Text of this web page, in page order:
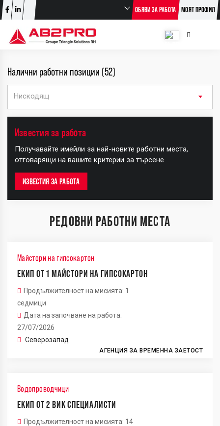
ОБЯВИ ЗА РАБОТА МОЯТ ПРОФИЛ
Налични работни позиции (52)
Нискодящ
Известия за работа
Получавайте имейли за най-новите работни места,
отговарящи на вашите критерии за търсене
ИЗВЕСТИЯ ЗА РАБОТА
РЕДОВНИ РАБОТНИ МЕСТА
Майстори на гипсокартон
ЕКИП ОТ 1 МАЙСТОРИ НА ГИПСОКАРТОН
Продължителност на мисията: 1
седмици
Дата на започване на работа:
27/07/2026
Северозапад
АГЕНЦИЯ ЗА ВРЕМЕННА ЗАЕТОСТ
Водопроводчици
ЕКИП ОТ 2 ВИК СПЕЦИАЛИСТИ
Продължителност на мисията: 14
+
−